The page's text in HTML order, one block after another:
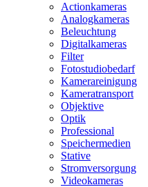
Actionkameras
Analogkameras
Beleuchtung
Digitalkameras
Filter
Fotostudiobedarf
Kamerareinigung
Kameratransport
Objektive
Optik
Professional
Speichermedien
Stative
Stromversorgung
Videokameras